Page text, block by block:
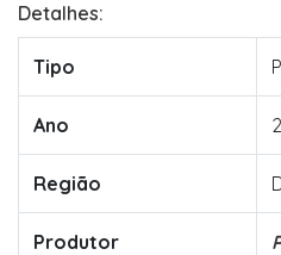
Detalhes:
Tipo
Ano
Região
Produtor